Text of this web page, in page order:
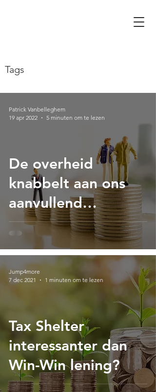
Tags
De overheid
knabbelt aan ons
aanvullend
pensioen
Patrick Vanbelleghem
19 apr 2022
5 minuten om te lezen
Tax Shelter
interessanter dan
Win-Win lening?
Jump4more
7 dec 2021
1 minuten om te lezen